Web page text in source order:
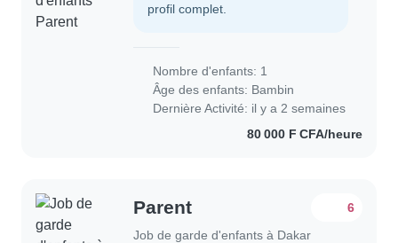
profil complet.
Nombre d'enfants: 1
Âge des enfants: Bambin
Dernière Activité: il y a 2 semaines
80 000 F CFA/heure
Parent
Job de garde d'enfants à Dakar
6